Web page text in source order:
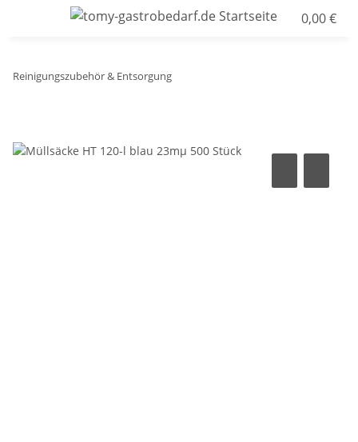
0,00 €
Reinigungszubehör & Entsorgung